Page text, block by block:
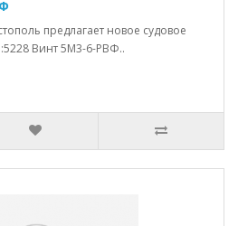
предлагает новое судовое
Винт 5М3-6-РВФ..